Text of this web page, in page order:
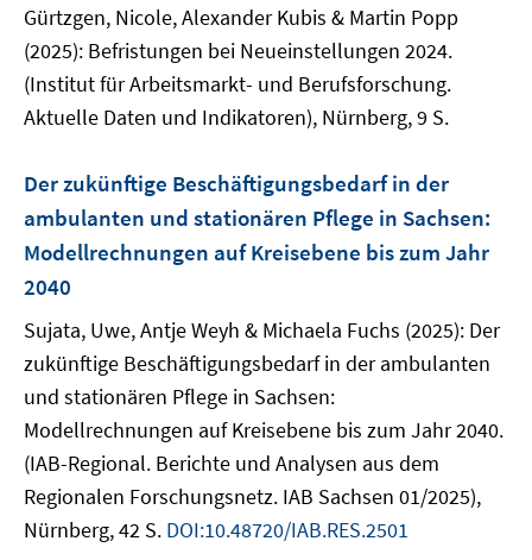
Gürtzgen, Nicole, Alexander Kubis & Martin Popp
(2025): Befristungen bei Neueinstellungen 2024.
(Institut für Arbeitsmarkt- und Berufsforschung.
Aktuelle Daten und Indikatoren), Nürnberg, 9 S.
Der zukünftige Beschäftigungsbedarf in der
ambulanten und stationären Pflege in Sachsen:
Modellrechnungen auf Kreisebene bis zum Jahr
2040
Sujata, Uwe, Antje Weyh & Michaela Fuchs (2025): Der
zukünftige Beschäftigungsbedarf in der ambulanten
und stationären Pflege in Sachsen:
Modellrechnungen auf Kreisebene bis zum Jahr 2040.
(IAB-Regional. Berichte und Analysen aus dem
Regionalen Forschungsnetz. IAB Sachsen 01/2025),
Nürnberg, 42 S. DOI:10.48720/IAB.RES.2501